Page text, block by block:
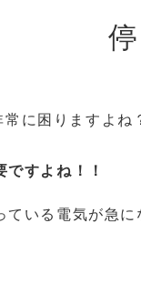
に困りますよね
すよね！！
ている電気が急